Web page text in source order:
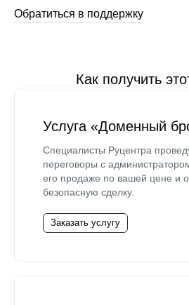
Обратиться в поддержку
Как получить
Услуга «Доменный
Специалисты Руцентра
переговоры с
его продаже по вашей цене и
безопасную сделку.
Заказать услугу